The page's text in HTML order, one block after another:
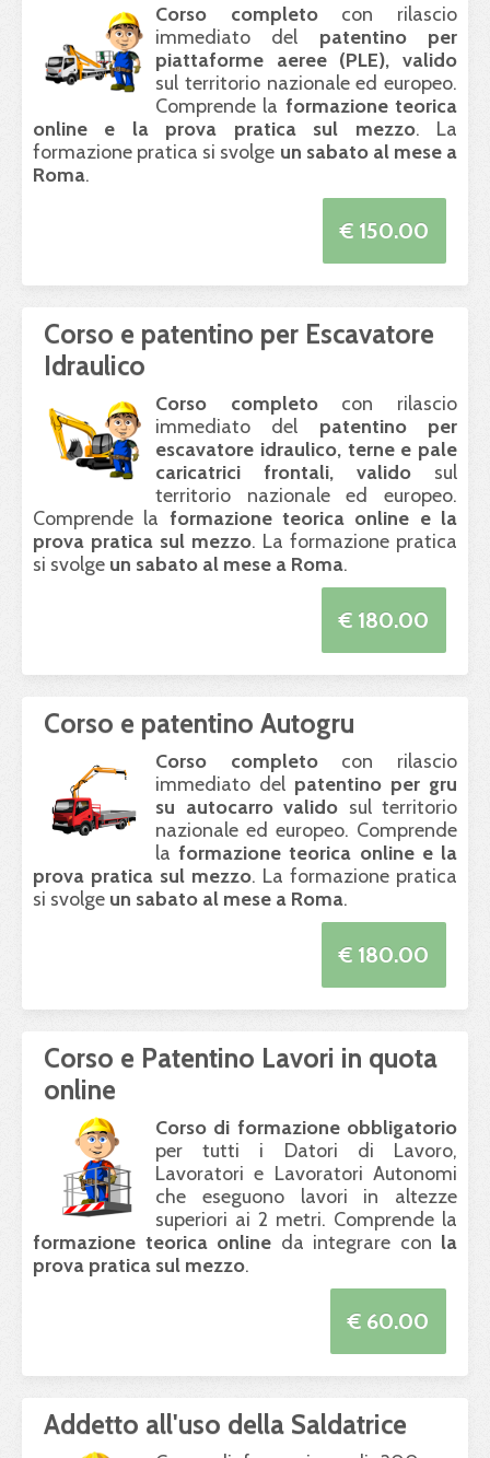
Corso completocon rilascio
immediato del patentino per
piattaforme aeree (PLE), valido
sul territorio nazionale ed europeo.
Comprende la formazione teorica
online e la prova pratica sul mezzo. La
formazione pratica si svolge un sabato al mese a
Roma.
€ 150.00
Corso e patentino per Escavatore
Idraulico
Corso completocon rilascio
immediato del patentino per
escavatore idraulico, terne e pale
caricatrici frontali, valido sul
territorio nazionale ed europeo.
Comprende la formazione teorica online e la
prova pratica sul mezzo. La formazione pratica
si svolge un sabato al mese a Roma.
€ 180.00
Corso e patentino Autogru
Corso completocon rilascio
immediato del patentino per gru
su autocarro valido sul territorio
nazionale ed europeo. Comprende
laformazione teorica online e la
prova pratica sul mezzo. La formazione pratica
si svolge un sabato al mese a Roma.
€ 180.00
Corso e Patentino Lavori in quota
online
Corso di formazione obbligatorio
per tutti i Datori di Lavoro,
Lavoratori e Lavoratori Autonomi
che eseguono lavori in altezze
superiori ai 2 metri. Comprende la
formazione teorica online da integrare con la
prova pratica sul mezzo.
€ 60.00
Addetto all'uso della Saldatrice